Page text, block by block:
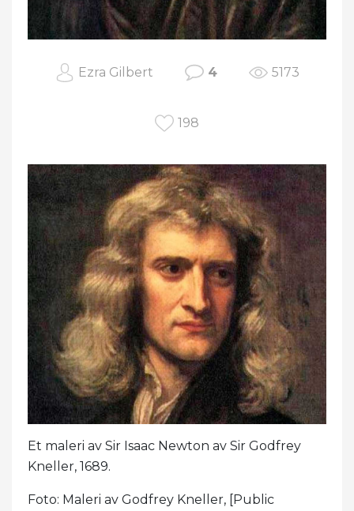
Ezra Gilbert 4 5173
198
Et maleri av Sir Isaac Newton av Sir Godfrey
Kneller, 1689.
Foto: Maleri av Godfrey Kneller, [Public